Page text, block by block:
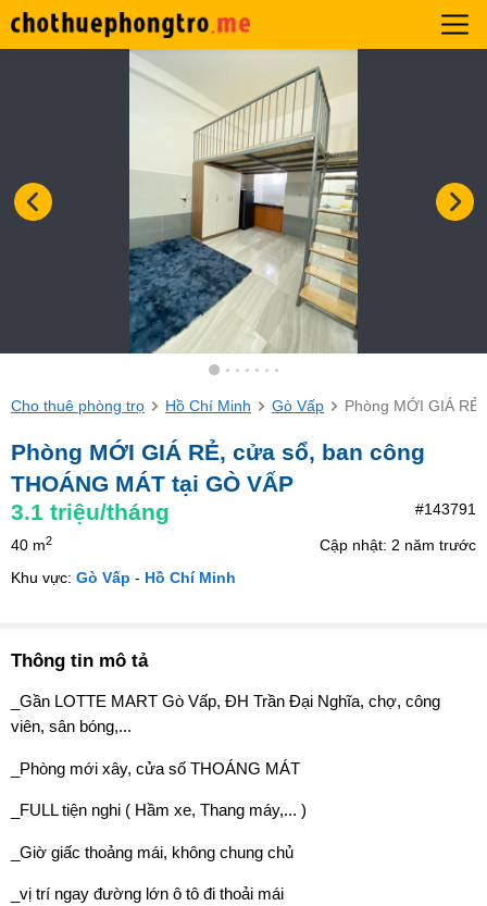
Cho thuê phòng trọ Hồ Chí Minh Gò Vấp Phòng MỚI GIÁ
Phòng MỚI GIÁ RẺ, cửa sổ, ban công
THOÁNG MÁT tại GÒ VẤP
3.1 triệu/tháng #143791
40 m2
Cập nhật: 2 năm trước
Khu vực: Gò Vấp - Hồ Chí Minh
Thông tin mô tả
_Gần LOTTE MART Gò Vấp, ĐH Trần Đại Nghĩa, chợ, công
viên, sân bóng,...
_Phòng mới xây, cửa số THOÁNG MÁT
_FULL tiện nghi ( Hầm xe, Thang máy,... )
_Giờ giấc thoảng mái, không chung chủ
_vị trí ngay đường lớn ô tô đi thoải mái